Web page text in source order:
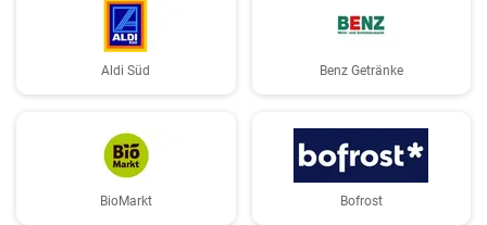
Aldi Süd Benz Getränke
BioMarkt Bofrost